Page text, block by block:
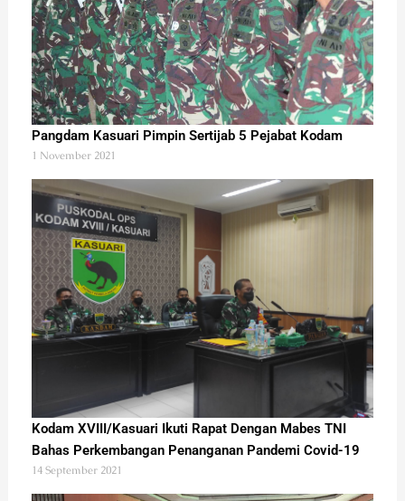
Pangdam Kasuari Pimpin Sertijab 5 Pejabat Kodam
1 November 2021
Kodam XVIII/Kasuari Ikuti Rapat Dengan Mabes TNI
Bahas Perkembangan Penanganan Pandemi Covid-19
14 September 2021